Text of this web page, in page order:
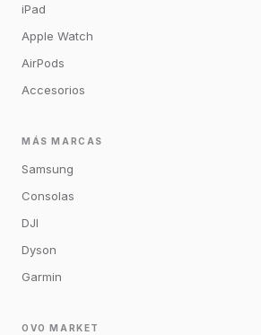
iPad
Apple Watch
AirPods
Accesorios
MÁS MARCAS
Samsung
Consolas
DJI
Dyson
Garmin
OVO MARKET